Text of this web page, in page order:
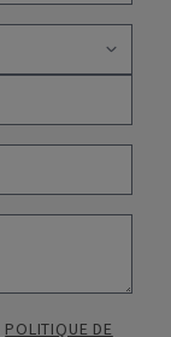
POLITIQUE DE